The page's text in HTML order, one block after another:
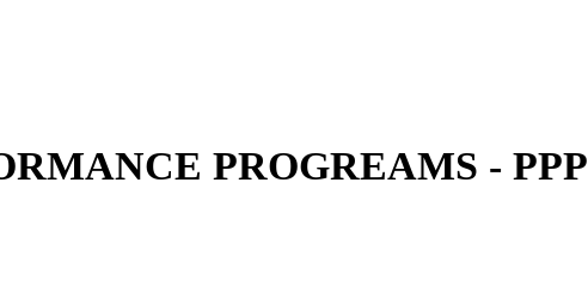
PROGREAMS - PPP